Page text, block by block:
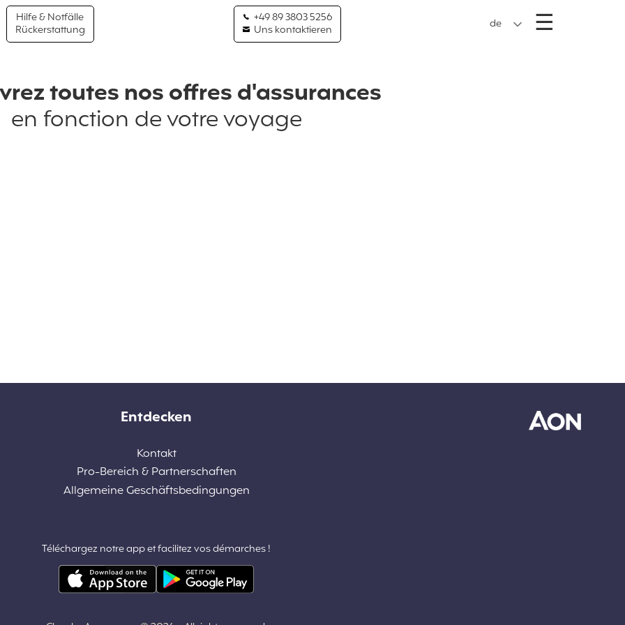
Hilfe & Notfälle
Rückerstattung
+49 89 3803 5256
Uns kontaktieren
de ☰
toutes nos offres d'assurances
en fonction de votre voyage
Entdecken
Kontakt
Pro-Bereich & Partnerschaften
Allgemeine Geschäftsbedingungen
Téléchargez notre app et facilitez vos démarches !